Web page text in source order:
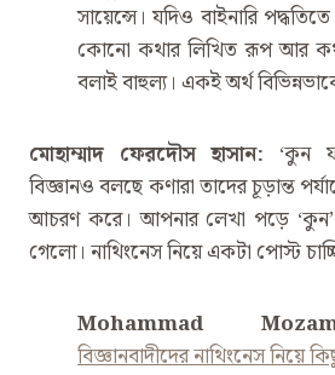
সায়েন্সে। যদিও বাইনারি
কোনো কথার লিখিত রূপ আর
বলাই বাহুল্য। একই অর্থ
মোহাম্মাদ ফেরদৌস হাসান: ‌‘কুন
বিজ্ঞানও বলছে কণারা তাদের চূড়ান্ত
আচরণ করে। আপনার লেখা পড়ে
গেলো। নাথিংনেস নিয়ে একটা পোস্ট
Mohammad
বিজ্ঞানবাদীদের নাথিংনেস নিয়ে